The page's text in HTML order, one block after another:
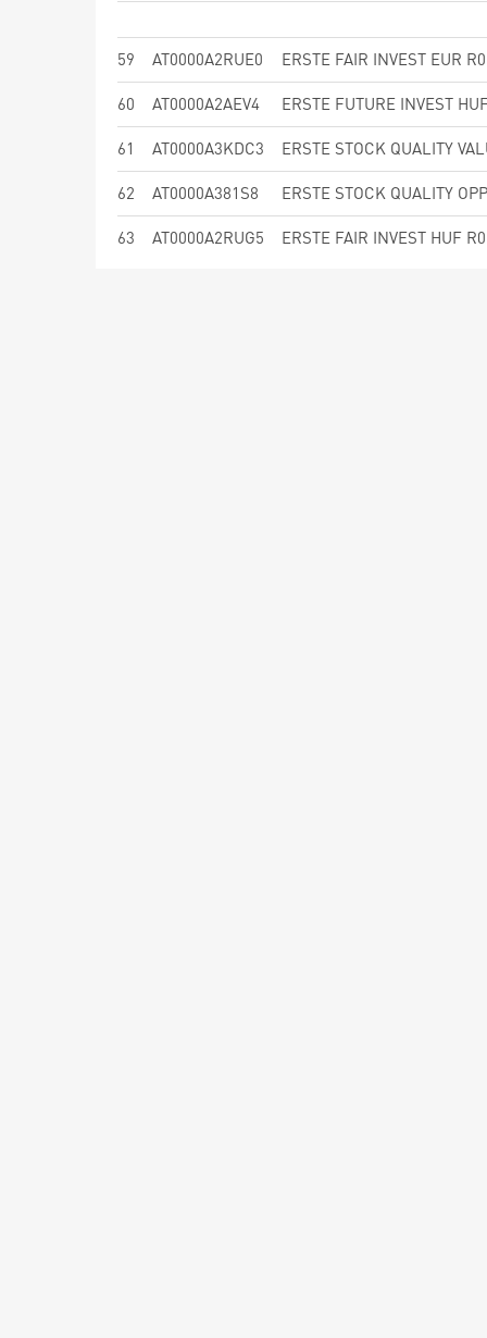
59 AT0000A2RUE0 ERSTE FAIR INVEST EUR
60 AT0000A2AEV4 ERSTE FUTURE INVEST
61 AT0000A3KDC3 ERSTE STOCK QUALITY
62 AT0000A381S8 ERSTE STOCK QUALITY
63 AT0000A2RUG5 ERSTE FAIR INVEST HUF